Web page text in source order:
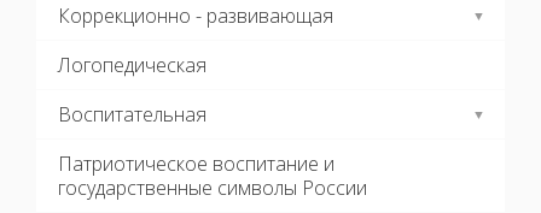
Коррекционно - развивающая
Логопедическая
Воспитательная
Патриотическое воспитание и
государственные символы России